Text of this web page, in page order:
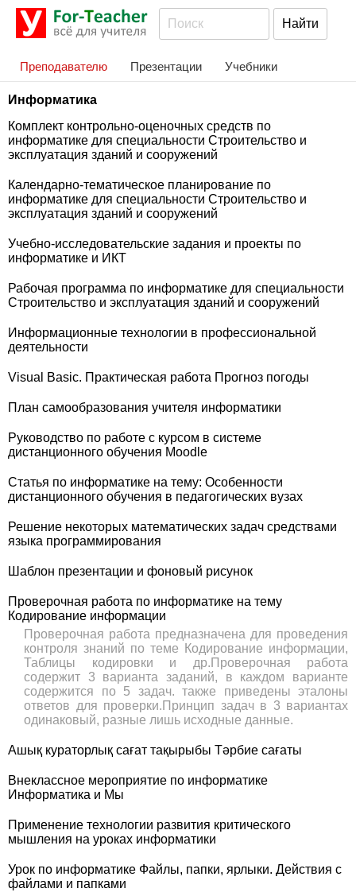
Преподавателю Презентации Учебники
Информатика
Комплект контрольно-оценочных средств по
информатике для специальности Строительство и
эксплуатация зданий и сооружений
Календарно-тематическое планирование по
информатике для специальности Строительство и
эксплуатация зданий и сооружений
Учебно-исследовательские задания и проекты по
информатике и ИКТ
Рабочая программа по информатике для специальности
Строительство и эксплуатация зданий и сооружений
Информационные технологии в профессиональной
деятельности
Visual Basic. Практическая работа Прогноз погоды
План самообразования учителя информатики
Руководство по работе с курсом в системе
дистанционного обучения Moodle
Статья по информатике на тему: Особенности
дистанционного обучения в педагогических вузах
Решение некоторых математических задач средствами
языка программирования
Шаблон презентации и фоновый рисунок
Проверочная работа по информатике на тему
Кодирование информации
Проверочная работа предназначена для проведения
контроля знаний по теме Кодирование информации,
Таблицы кодировки и др.Проверочная работа
содержит 3 варианта заданий, в каждом варианте
содержится по 5 задач. также приведены эталоны
ответов для проверки.Принцип задач в 3 вариантах
одинаковый, разные лишь исходные данные.
Ашық кураторлық сағат тақырыбы Тәрбие сағаты
Внеклассное мероприятие по информатике
Информатика и Мы
Применение технологии развития критического
мышления на уроках информатики
Урок по информатике Файлы, папки, ярлыки. Действия с
файлами и папками